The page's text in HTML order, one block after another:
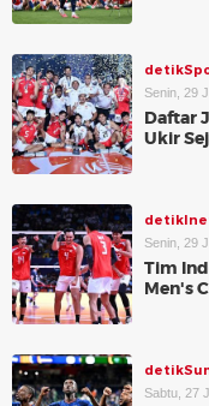
Senin, 29
Daftar
Ukir
Senin, 29
Tim
Men's
Sabtu, 27